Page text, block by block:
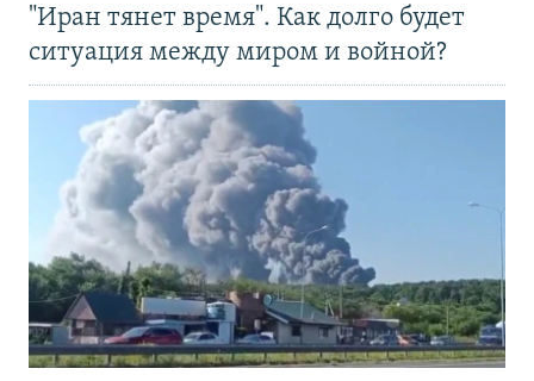
"Иран тянет время". Как долго будет
ситуация между миром и войной?